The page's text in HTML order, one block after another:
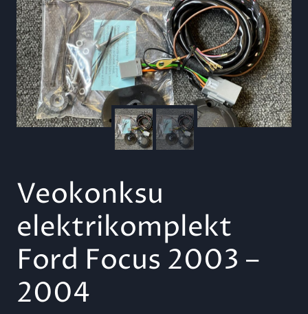
Veokonksu
elektrikomplekt
Ford Focus 2003 –
2004